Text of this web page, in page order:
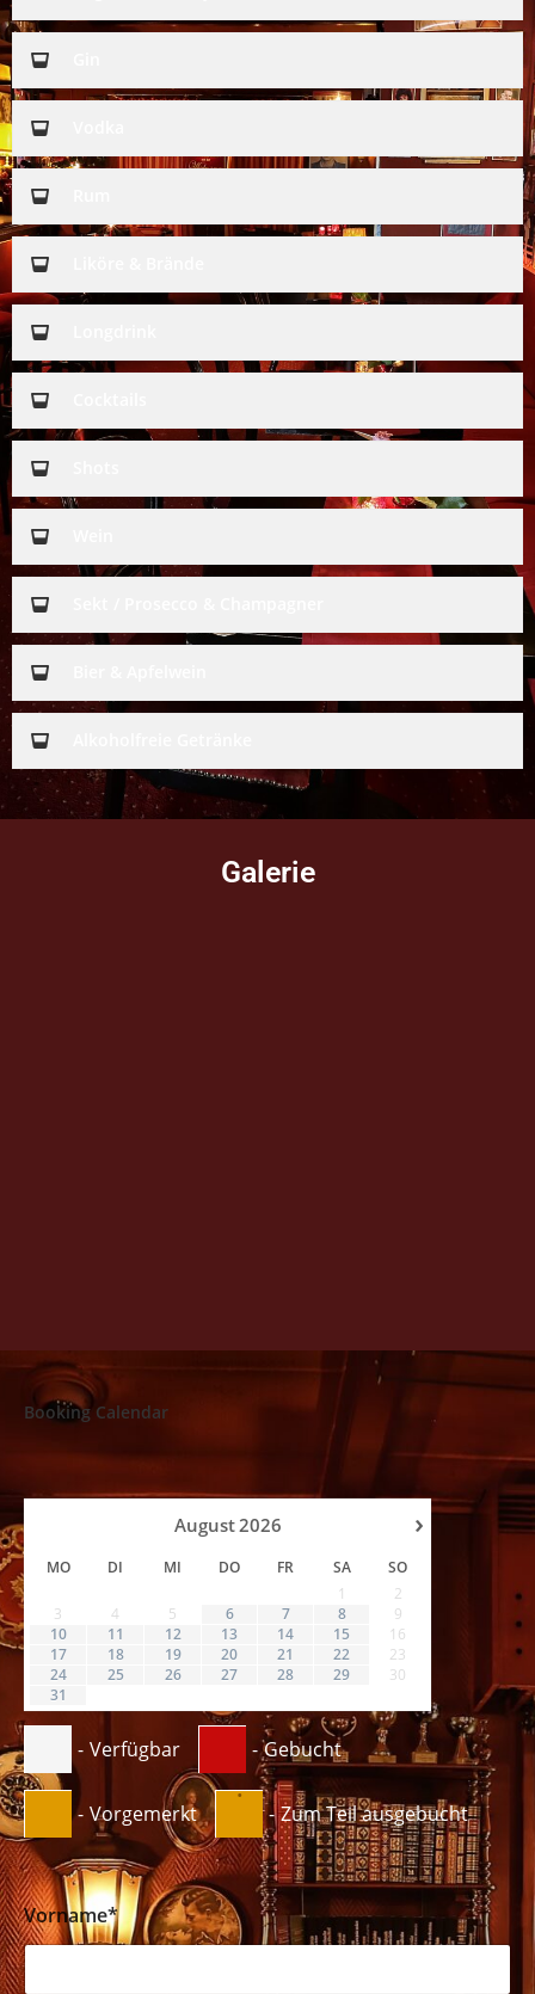
Galerie
Booking Calendar
›
August2026
MO DI MI DO FR SA
SO
1
2
3
4 5 6 7 8
9
10
11 12 13 14 15
16
17
18 19 20 21 22
23
24
25 26 27 28 29
30
31
- Verfügbar - Gebucht
- Vorgemerkt
·
- Zum Teil ausgebucht
Vorname*